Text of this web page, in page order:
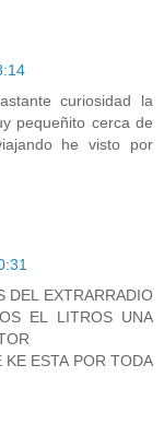
curiosidad la
pequeñito cerca de
he visto por
DEL EXTRARRADIO
EL LITROS UNA
KE ESTA POR TODA